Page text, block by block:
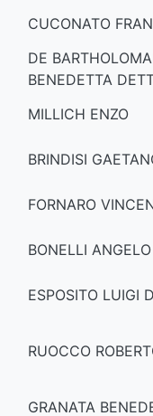
CUCONATO
DE
BENEDETTA
MILLICH ENZO
BRINDISI
FORNARO
BONELLI ANGELO
ESPOSITO LUIGI
RUOCCO
GRANATA